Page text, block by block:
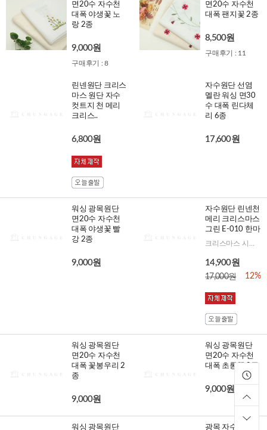
면20수 자수천
대폭 야생꽃 노
랑 2종
9,000원
구매후기 : 8
면20수 자수천
대폭 팬지꽃 2종
8,500원
구매후기 : 11
린넨원단 크리스
마스 원단 자수
컷트지 천 메리
크리스..
6,800원
자수원단 선염
멜란 워싱 면30
수 대폭 린다체
리 6종
17,600원
워싱 광목원단
면20수 자수천
대폭 야생꽃 빨
강 2종
9,000원
자수원단 린넨천
메리 크리스마스
그린 E-010 한마
14,900원
17,000원 12%
워싱 광목원단
면20수 자수천
대폭 꽃봉우리 2
종
9,000원
워싱 광목원단
면20수 자수천
대폭 초롱꽃 2종
9,000원
워싱 광목원단 광목 자수원단